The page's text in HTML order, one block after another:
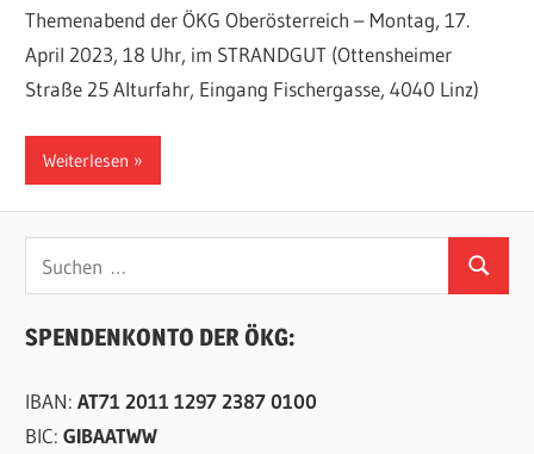
Themenabend der ÖKG Oberösterreich – Montag, 17.
April 2023, 18 Uhr, im STRANDGUT (Ottensheimer
Straße 25 Alturfahr, Eingang Fischergasse, 4040 Linz)
Weiterlesen
nach:
Suchen
SPENDENKONTO DER ÖKG:
IBAN:AT71 2011 1297 2387 0100
BIC:GIBAATWW